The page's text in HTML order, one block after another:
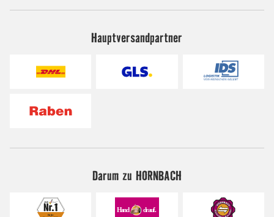
Hauptversandpartner
Darum zu HORNBACH